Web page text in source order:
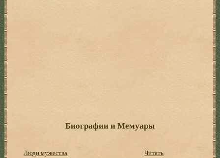
Биографии и Мемуары
Люди мужества Читать